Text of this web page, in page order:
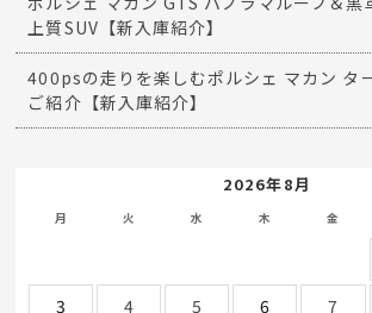
上質SUV【新入庫紹介】
400psの走りを楽しむポルシェ マカン タ
ご紹介【新入庫紹介】
2026年8月
月 火 水 木 金
3
4 5 6 7